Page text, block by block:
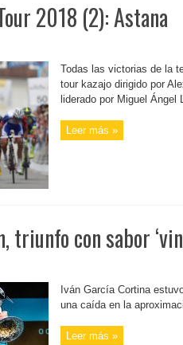
2018 (2): Astana
Todas las victorias de la
tour kazajo dirigido por
liderado por Miguel Ángel
Leer más »
triunfo con sabor
Iván García Cortina
una caída en la
Leer más »